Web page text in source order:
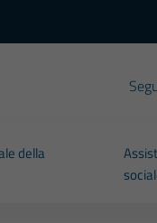
della